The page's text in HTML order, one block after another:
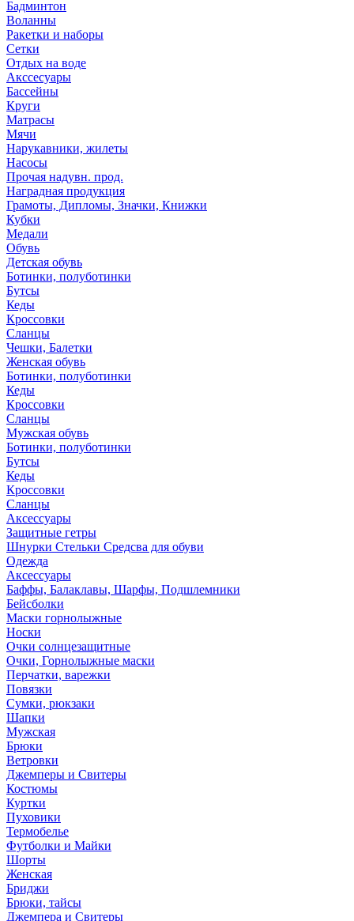
Бадминтон
Воланны
Ракетки и наборы
Сетки
Отдых на воде
Акссесуары
Бассейны
Круги
Матрасы
Мячи
Нарукавники, жилеты
Насосы
Прочая надувн. прод.
Наградная продукция
Грамоты, Дипломы, Значки, Книжки
Кубки
Медали
Обувь
Детская обувь
Ботинки, полуботинки
Бутсы
Кеды
Кроссовки
Сланцы
Чешки, Балетки
Женская обувь
Ботинки, полуботинки
Кеды
Кроссовки
Сланцы
Мужская обувь
Ботинки, полуботинки
Бутсы
Кеды
Кроссовки
Сланцы
Аксессуары
Защитные гетры
Шнурки Стельки Средсва для обуви
Одежда
Аксессуары
Баффы, Балаклавы, Шарфы, Подшлемники
Бейсболки
Маски горнолыжные
Носки
Очки солнцезащитные
Очки, Горнолыжные маски
Перчатки, варежки
Повязки
Сумки, рюкзаки
Шапки
Мужская
Брюки
Ветровки
Джемперы и Свитеры
Костюмы
Куртки
Пуховики
Термобелье
Футболки и Майки
Шорты
Женская
Бриджи
Брюки, тайсы
Джемпера и Свитеры